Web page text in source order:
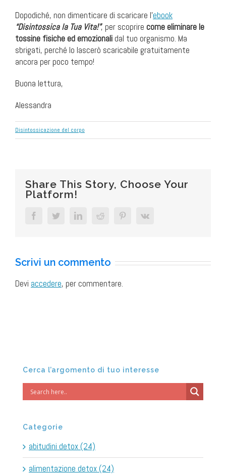
Dopodiché, non dimenticare di scaricare l’ebook
“Disintossica la Tua Vita!”, per scoprire come eliminare le
tossine fisiche ed emozionali dal tuo organismo. Ma
sbrigati, perché lo lascerò scaricabile gratuitamente
ancora per poco tempo!
Buona lettura,
Alessandra
Disintossicazione del corpo
Share This Story, Choose Your
Platform!
FacebookTwitterLinkedInReddit PinterestVk
Scrivi un commento
Devi accedere, per commentare.
Cerca l’argomento di tuo interesse
Categorie
abitudini detox (24)
alimentazione detox (24)